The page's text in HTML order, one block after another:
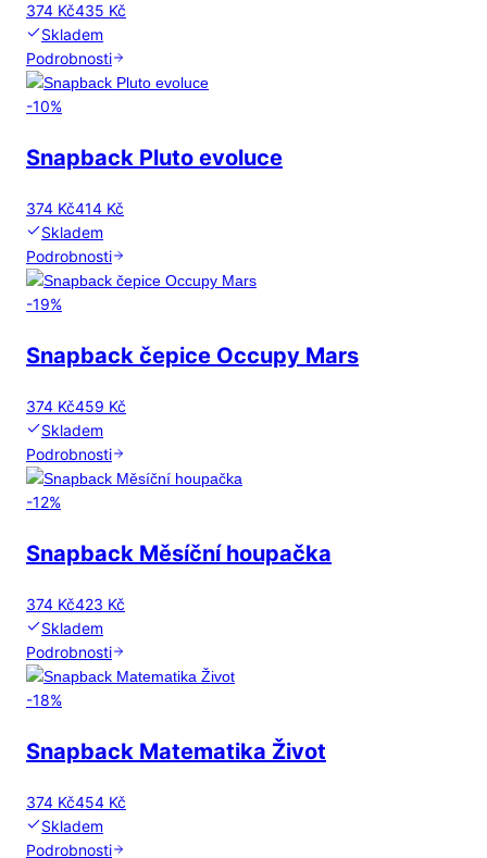
374 Kč435 Kč
Skladem
Podrobnosti
-10%
Snapback Pluto evoluce
374 Kč414 Kč
Skladem
Podrobnosti
-19%
Snapback čepice Occupy Mars
374 Kč459 Kč
Skladem
Podrobnosti
-12%
Snapback Měsíční houpačka
374 Kč423 Kč
Skladem
Podrobnosti
-18%
Snapback Matematika Život
374 Kč454 Kč
Skladem
Podrobnosti